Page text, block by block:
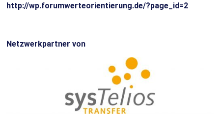
http://wp.forumwerteorientierung.de/?page_id=2
Netzwerkpartner von